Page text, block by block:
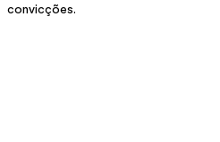
convicções.